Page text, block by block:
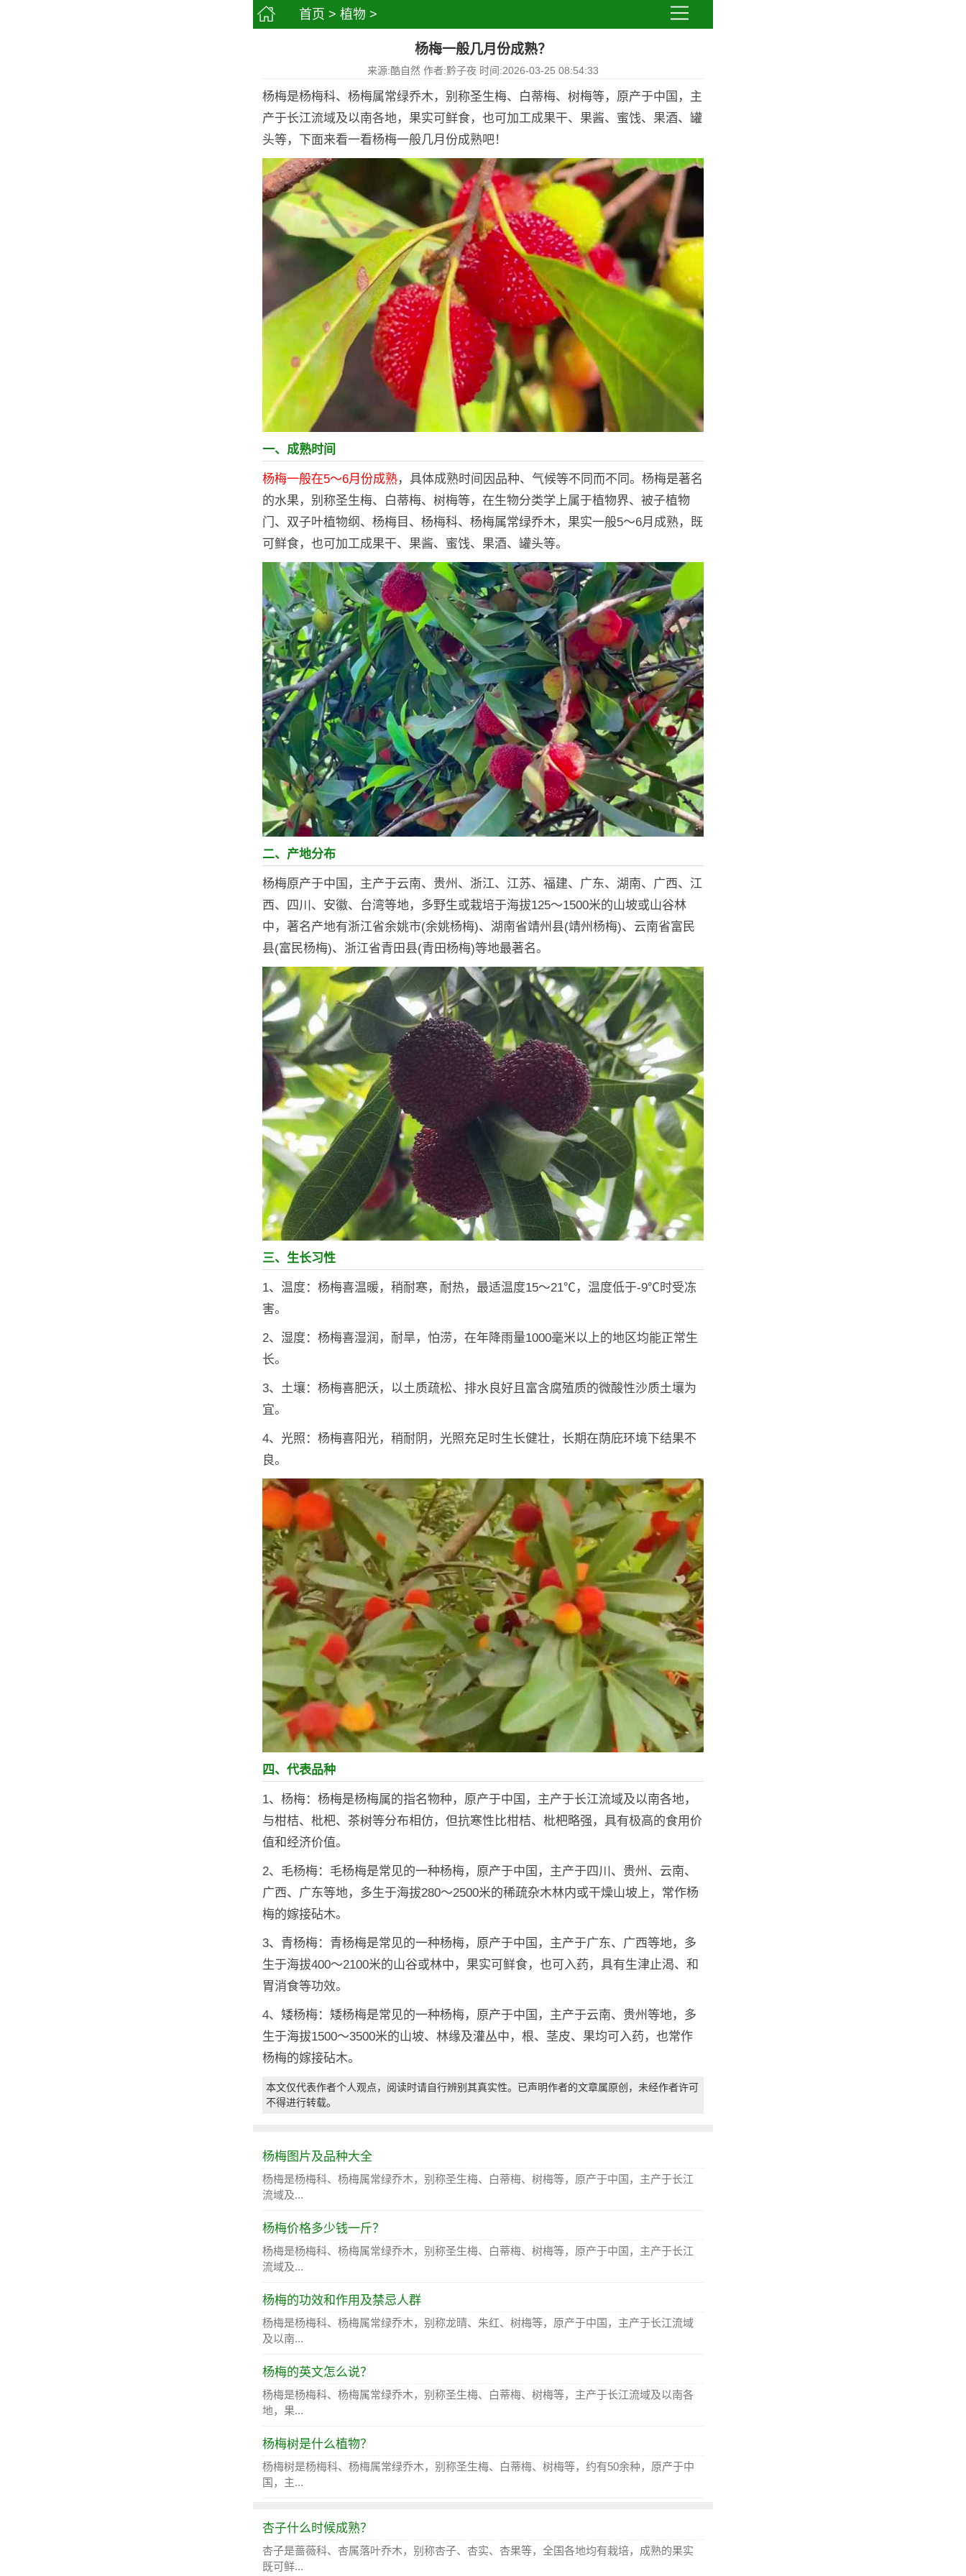
首页 > 植物 >
杨梅一般几月份成熟？
来源:酷自然 作者:黔子夜 时间:2026-03-25 08:54:33
杨梅是杨梅科、杨梅属常绿乔木，别称圣生梅、白蒂梅、树梅等，原产于中国，主
产于长江流域及以南各地，果实可鲜食，也可加工成果干、果酱、蜜饯、果酒、罐
头等，下面来看一看杨梅一般几月份成熟吧！
一、成熟时间
杨梅一般在5～6月份成熟，具体成熟时间因品种、气候等不同而不同。杨梅是著名
的水果，别称圣生梅、白蒂梅、树梅等，在生物分类学上属于植物界、被子植物
门、双子叶植物纲、杨梅目、杨梅科、杨梅属常绿乔木，果实一般5～6月成熟，既
可鲜食，也可加工成果干、果酱、蜜饯、果酒、罐头等。
二、产地分布
杨梅原产于中国，主产于云南、贵州、浙江、江苏、福建、广东、湖南、广西、江
西、四川、安徽、台湾等地，多野生或栽培于海拔125～1500米的山坡或山谷林
中，著名产地有浙江省余姚市(余姚杨梅)、湖南省靖州县(靖州杨梅)、云南省富民
县(富民杨梅)、浙江省青田县(青田杨梅)等地最著名。
三、生长习性
1、温度：杨梅喜温暖，稍耐寒，耐热，最适温度15～21℃，温度低于-9℃时受冻
害。
2、湿度：杨梅喜湿润，耐旱，怕涝，在年降雨量1000毫米以上的地区均能正常生
长。
3、土壤：杨梅喜肥沃，以土质疏松、排水良好且富含腐殖质的微酸性沙质土壤为
宜。
4、光照：杨梅喜阳光，稍耐阴，光照充足时生长健壮，长期在荫庇环境下结果不
良。
四、代表品种
1、杨梅：杨梅是杨梅属的指名物种，原产于中国，主产于长江流域及以南各地，
与柑桔、枇杷、茶树等分布相仿，但抗寒性比柑桔、枇杷略强，具有极高的食用价
值和经济价值。
2、毛杨梅：毛杨梅是常见的一种杨梅，原产于中国，主产于四川、贵州、云南、
广西、广东等地，多生于海拔280～2500米的稀疏杂木林内或干燥山坡上，常作杨
梅的嫁接砧木。
3、青杨梅：青杨梅是常见的一种杨梅，原产于中国，主产于广东、广西等地，多
生于海拔400～2100米的山谷或林中，果实可鲜食，也可入药，具有生津止渴、和
胃消食等功效。
4、矮杨梅：矮杨梅是常见的一种杨梅，原产于中国，主产于云南、贵州等地，多
生于海拔1500～3500米的山坡、林缘及灌丛中，根、茎皮、果均可入药，也常作
杨梅的嫁接砧木。
本文仅代表作者个人观点，阅读时请自行辨别其真实性。已声明作者的文章属原创，未经作者许可
不得进行转载。
杨梅图片及品种大全
杨梅是杨梅科、杨梅属常绿乔木，别称圣生梅、白蒂梅、树梅等，原产于中国，主产于长江
流域及...
杨梅价格多少钱一斤？
杨梅是杨梅科、杨梅属常绿乔木，别称圣生梅、白蒂梅、树梅等，原产于中国，主产于长江
流域及...
杨梅的功效和作用及禁忌人群
杨梅是杨梅科、杨梅属常绿乔木，别称龙晴、朱红、树梅等，原产于中国，主产于长江流域
及以南...
杨梅的英文怎么说？
杨梅是杨梅科、杨梅属常绿乔木，别称圣生梅、白蒂梅、树梅等，主产于长江流域及以南各
地，果...
杨梅树是什么植物？
杨梅树是杨梅科、杨梅属常绿乔木，别称圣生梅、白蒂梅、树梅等，约有50余种，原产于中
国，主...
杏子什么时候成熟？
杏子是蔷薇科、杏属落叶乔木，别称杏子、杏实、杏果等，全国各地均有栽培，成熟的果实
既可鲜...